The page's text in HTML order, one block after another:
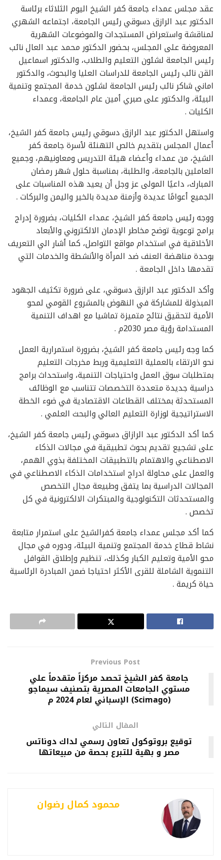
عقد مجلس عمداء جامعة كفر الشيخ اليوم الثلاثاء برئاسة
الدكتور عبد الرازق دسوقي رئيس الجامعة، اجتماعه الشهري
لمناقشة واستعراض المستجدات والموضوعات الشهرية
المعروضة على المجلس، بحضور الدكتور محمد عبد العال نائب
رئيس الجامعة لشئون التعليم والطلاب، والدكتور اسماعيل
القن نائب رئيس الجامعة للدراسات العليا والبحوث، والدكتور
اماني شاكر نائب رئيس الجامعة لشئون خدمة المجتمع وتنمية
البيئة، والدكتور على صبري أمين عام الجامعة، وعمداء
الكليات .
واستهل الدكتور عبد الرازق دسوقي رئيس جامعة كفر الشيخ،
أعمال المجلس بتقديم خالص التهنئة لأسرة جامعة كفر
الشيخ، من عمداء وأعضاء هيئة التدريس ومعاونيهم، وجميع
العاملين بالجامعة، والطلبة، بمناسبة حلول شهر رمضان
المبارك، داعيًا المولى عز وجل أن يعيد هذه المناسبات على
الجميع أعوامًا عديدة وأزمنة مديدة بالخير واليمن والبركات .
ووجه رئيس جامعة كفر الشيخ، عمداء الكليات، بضرورة إدراج
برامج توعوية توضح مخاطر الإدمان الالكتروني والأبعاد
الأخلاقية في استخدام مواقع التواصل، كما أشار الي التعريف
بوحدة مناهضة العنف ضد المرأة والأنشطة والخدمات التي
تقدمها داخل الجامعة .
وأكد الدكتور عبد الرازق دسوقي، على ضرورة تكثيف الجهود
المبذولة للمشاركة في النهوض بالمشروع القومي لمحو
الأمية لتحقيق نتائج متميزة تماشيا مع اهداف التنمية
المستدامة رؤية مصر 2030م .
كما وجه رئيس جامعة كفر الشيخ، بضرورة استمرارية العمل
نحو الارتقاء بالعملية التعليمية وربط مخرجات التعليم
بمتطلبات سوق العمل واحتياجات التنمية، واستحداث برامج
دراسية جديدة متعددة التخصصات تتناسب مع الوظائف
المستحدثة بمختلف القطاعات الاقتصادية في ضوء الخطة
الاستراتيجية لوزارة التعليم العالي والبحث العلمي .
كما أكد الدكتور عبد الرازاق دسوقي رئيس جامعة كفر الشيخ،
على تشجيع تقديم بحوث تطبيقية في مجالات الذكاء
الاصطناعي والاهتمام بالتطبيقات المختلفة بذوي الهمم،
والعمل على محاولة ادراج استخدامات الذكاء الاصطناعي في
المجالات الدراسية بما يتفق وطبيعة مجال التخصص
والمستحدثات التكنولوجية والمبتكرات الالكترونية في كل
تخصص .
كما أكد مجلس عمداء جامعة كفرالشيخ على استمرار متابعة
نشاط قطاع خدمة المجتمع وتنمية البيئة، ودوره في مجال
محو الأمية وتعليم الكبار وكذلك، تنظيم وإطلاق القوافل
التنموية الشاملة للقرى الأكثر احتياجا ضمن المبادرة الرئاسية
حياة كريمة .
Previous Post
جامعة كفر الشيخ تحصد مركزاً متقدماً علي
مستوي الجامعات المصرية بتصنيف سيماجو
(Scimago) الإسباني لعام 2024 م
المقال التالي
توقيع بروتوكول تعاون رسمي لداك دوناتس
مصر و بهية للتبرع بحصة من مبيعاتها
محمود كمال رضوان